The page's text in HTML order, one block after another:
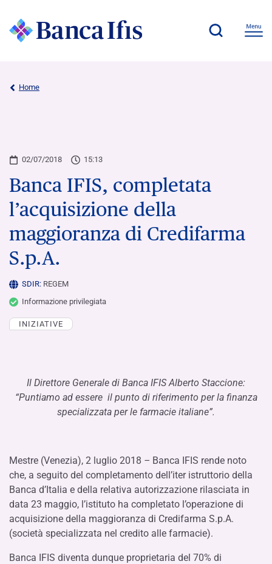
Home
02/07/2018 15:13
Banca IFIS, completata
l’acquisizione della
maggioranza di Credifarma
S.p.A.
SDIR: REGEM
Informazione privilegiata
INIZIATIVE
Il Direttore Generale di Banca IFIS Alberto Staccione:
“Puntiamo ad essere il punto di riferimento per la finanza
specializzata per le farmacie italiane”.
Mestre (Venezia), 2 luglio 2018 – Banca IFIS rende noto
che, a seguito del completamento dell’iter istruttorio della
Banca d’Italia e della relativa autorizzazione rilasciata in
data 23 maggio, l’istituto ha completato l’operazione di
acquisizione della maggioranza di Credifarma S.p.A.
(società specializzata nel credito alle farmacie).
Banca IFIS diventa dunque proprietaria del 70% di